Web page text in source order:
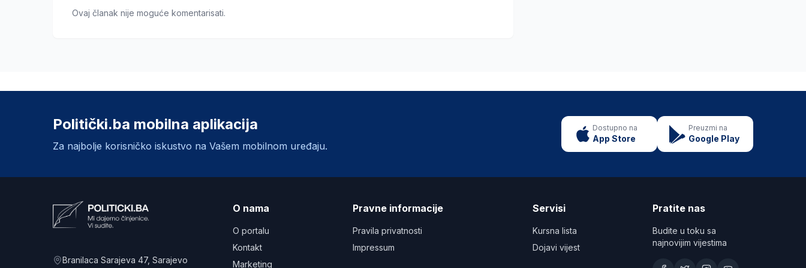
Ovaj članak nije moguće komentarisati.
Politički.ba mobilna aplikacija
Za najbolje korisničko iskustvo na Vašem mobilnom uređaju.
Dostupno na
App Store
Preuzmi na
Google Play
Branilaca Sarajeva 47, Sarajevo
O nama
O portalu
Kontakt
Marketing
Pravne informacije
Pravila privatnosti
Impressum
Servisi
Kursna lista
Dojavi vijest
Pratite nas
Budite u toku sa
najnovijim vijestima